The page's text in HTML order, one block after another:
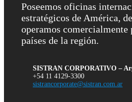
Poseemos oficinas
estratégicos de América,
operamos comercialmente
países de la región.
SISTRAN CORPORATIVO –
+54 11 4129-3300
sistrancorporate@sistran.com.ar